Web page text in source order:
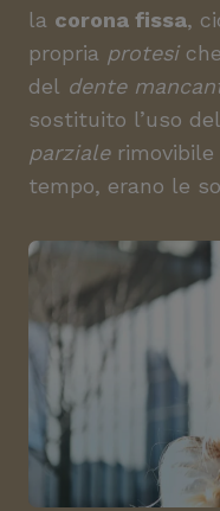
la corona fissa,
propria protesi
del dente
sostituito l’uso
parzialerimovibile
tempo, erano le